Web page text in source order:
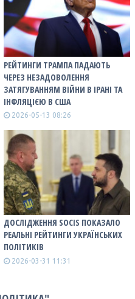
РЕЙТИНГИ ТРАМПА ПАДАЮТЬ
ЧЕРЕЗ НЕЗАДОВОЛЕННЯ
ЗАТЯГУВАННЯМ ВІЙНИ В ІРАНІ ТА
ІНФЛЯЦІЄЮ В США
2026-05-13 08:26
ДОСЛІДЖЕННЯ SOCIS ПОКАЗАЛО
РЕАЛЬНІ РЕЙТИНГИ УКРАЇНСЬКИХ
ПОЛІТИКІВ
2026-03-31 11:31